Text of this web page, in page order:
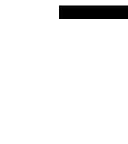
Котлы отопительные